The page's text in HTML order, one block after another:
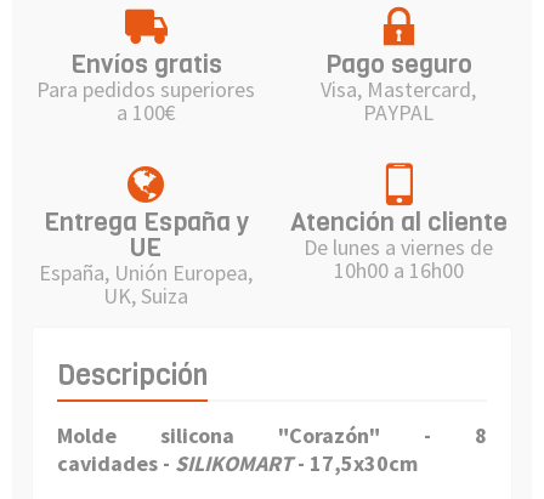
Envíos gratis
Para pedidos superiores
a 100€
Pago seguro
Visa, Mastercard,
PAYPAL
Entrega España y
UE
España, Unión Europea,
UK, Suiza
Atención al cliente
De lunes a viernes de
10h00 a 16h00
Descripción
Molde silicona "Corazón" - 8
cavidades - SILIKOMART- 17,5x30cm